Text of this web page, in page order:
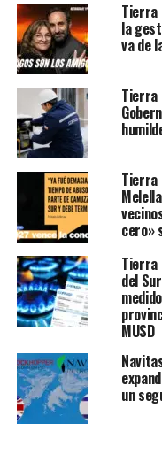
Tierra
la
va de
Tierra
Tierra
cero»
Tierra
del
MU$D
un